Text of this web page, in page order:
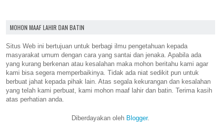
MOHON MAAF LAHIR DAN BATIN
Situs Web ini bertujuan untuk berbagi ilmu pengetahuan kepada
masyarakat umum dengan cara yang santai dan jenaka. Apabila ada
yang kurang berkenan atau kesalahan maka mohon beritahu kami agar
kami bisa segera memperbaikinya. Tidak ada niat sedikit pun untuk
berbuat jahat kepada pihak lain. Atas segala kekurangan dan kesalahan
yang telah kami perbuat, kami mohon maaf lahir dan batin. Terima kasih
atas perhatian anda.
Diberdayakan oleh Blogger.